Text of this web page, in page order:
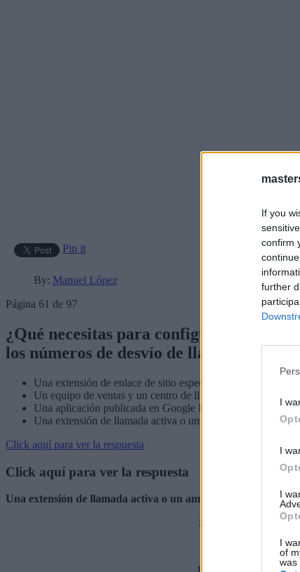
If you
confirm
further
I
I
I
I
of
was
Pin it
By: Manuel López
Página 61 de 97
¿Qué necesitas para configurar el
los números de desvío de llamada de
Una extensión de enlace de sitio específica para móviles
Un equipo de ventas y un centro de llamadas operativo
Una aplicación publicada en Google Play Store
Una extensión de llamada activa o un anuncio de solo
Click aquí para ver la respuesta
Click aquí para ver la respuesta
Una extensión de llamada activa o un anuncio de solo llamada
Si estás empezando a